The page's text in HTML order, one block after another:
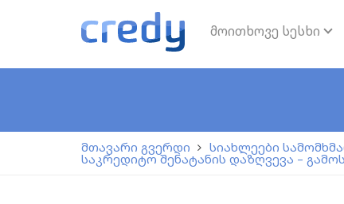
მოითხოვე სესხი
მთავარი გვერდი სიახლეები
საკრედიტო შენატანის დაზღვევა –